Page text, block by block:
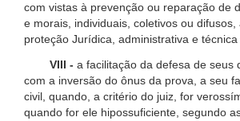
com vistas à prevenção ou reparação de
e morais, individuais, coletivos ou
proteção Jurídica, administrativa e
VIII - a facilitação da defesa de seus
com a inversão do ônus da prova, a seu
civil, quando, a critério do juiz, for
quando for ele hipossuficiente, segundo